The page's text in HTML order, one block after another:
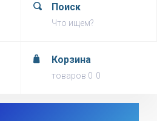
Поиск
Что ищем?
Корзина
товаров 0